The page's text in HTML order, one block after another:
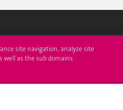
Médias
site navigation, analyze site
well as the sub domains